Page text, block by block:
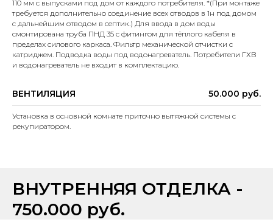
110 мм с выпусками под дом от каждого потребителя. *(При монтаже
требуется дополнительно соединение всех отводов в 1н под домом
с дальнейшим отводом в септик.) Для ввода в дом воды
смонтирована труба ПНД 35 с фитингом для тёплого кабеля в
пределах силового каркаса. Фильтр механической отчистки с
катриджем. Подводка воды под водонагреватель. Потребители ГХВ
и водонагреватель не входит в комплектацию.
ВЕНТИЛЯЦИЯ 50.000 руб.
Установка в основной комнате приточно вытяжной системы с
рекупиратором.
ВНУТРЕННЯЯ ОТДЕЛКА -
750.000 руб.